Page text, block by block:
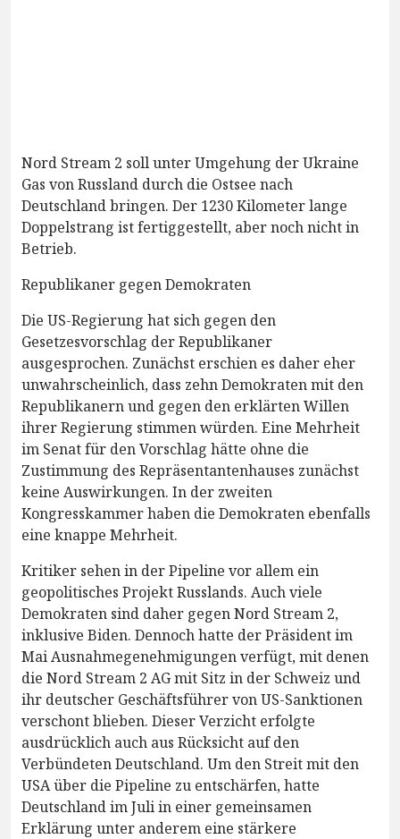
Nord Stream 2 soll unter Umgehung der Ukraine
Gas von Russland durch die Ostsee nach
Deutschland bringen. Der 1230 Kilometer lange
Doppelstrang ist fertiggestellt, aber noch nicht in
Betrieb.
Republikaner gegen Demokraten
Die US-Regierung hat sich gegen den
Gesetzesvorschlag der Republikaner
ausgesprochen. Zunächst erschien es daher eher
unwahrscheinlich, dass zehn Demokraten mit den
Republikanern und gegen den erklärten Willen
ihrer Regierung stimmen würden. Eine Mehrheit
im Senat für den Vorschlag hätte ohne die
Zustimmung des Repräsentantenhauses zunächst
keine Auswirkungen. In der zweiten
Kongresskammer haben die Demokraten ebenfalls
eine knappe Mehrheit.
Kritiker sehen in der Pipeline vor allem ein
geopolitisches Projekt Russlands. Auch viele
Demokraten sind daher gegen Nord Stream 2,
inklusive Biden. Dennoch hatte der Präsident im
Mai Ausnahmegenehmigungen verfügt, mit denen
die Nord Stream 2 AG mit Sitz in der Schweiz und
ihr deutscher Geschäftsführer von US-Sanktionen
verschont blieben. Dieser Verzicht erfolgte
ausdrücklich auch aus Rücksicht auf den
Verbündeten Deutschland. Um den Streit mit den
USA über die Pipeline zu entschärfen, hatte
Deutschland im Juli in einer gemeinsamen
Erklärung unter anderem eine stärkere